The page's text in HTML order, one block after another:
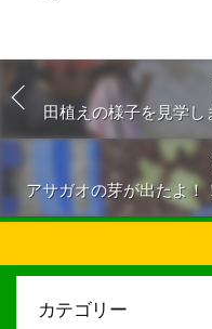
田植えの様子を見学し
アサガオの芽が出たよ！
カテゴリー